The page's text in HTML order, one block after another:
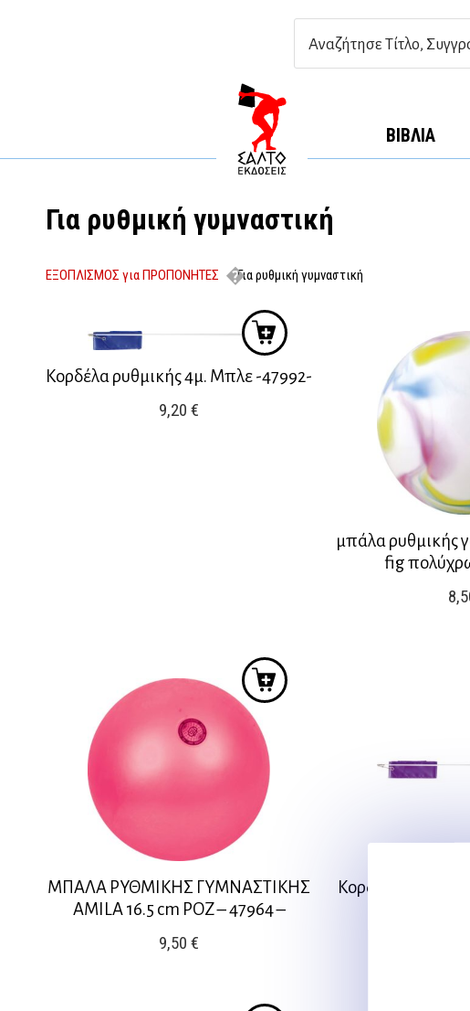
ΒΙΒΛΊΑ
Για ρυθμική γυμναστική
ΕΞΟΠΛΙΣΜΟΣ για ΠΡΟΠΟΝΗΤΕΣ Για ρυθμική γυμναστική
Κορδέλα ρυθμικής 4μ. Μπλε -47992-
9,20€
μπάλα ρυθμικής
fig
ΜΠΑΛΑ ΡΥΘΜΙΚΗΣ ΓΥΜΝΑΣΤΙΚΗΣ
AMILA 16.5 cm ΡΟΖ – 47964 –
9,50€
Κορδέλα